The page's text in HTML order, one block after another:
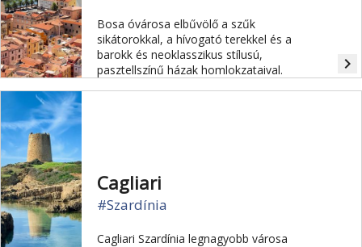
Bosa óvárosa elbűvölő a szűk
sikátorokkal, a hívogató terekkel és a
barokk és neoklasszikus stílusú,
pasztellszínű házak homlokzataival.
navigate_next
Cagliari
#Szardínia
Cagliari Szardínia legnagyobb városa